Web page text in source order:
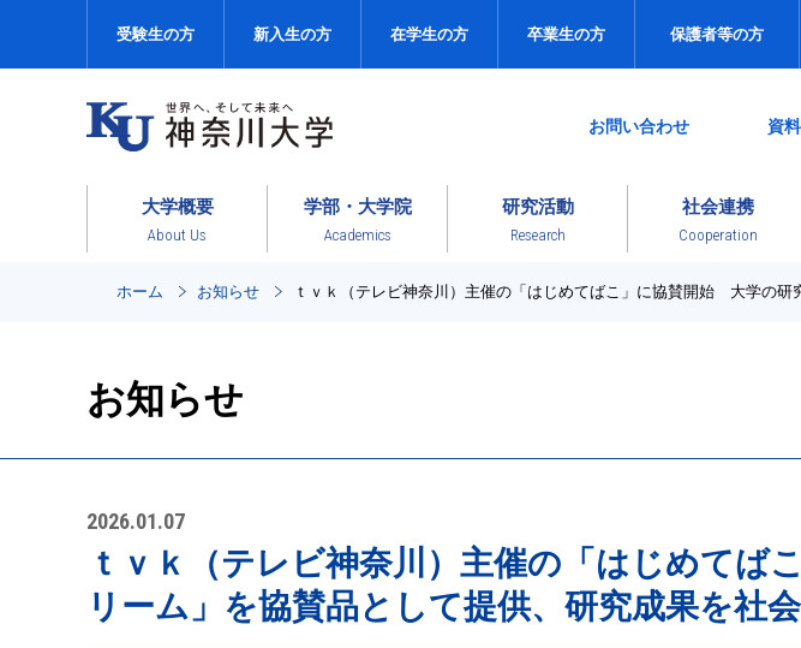
受験生の方 新入生の方 在学生の方 卒業生の方 保護者等の方
お問い合わせ 資
大学概要
About Us
学部・大学院
Academics
研究活動
Research
社会連携
Cooperation
ホーム お知らせ ｔｖｋ（テレビ神奈川）主催の「はじめてばこ」に協賛開始 大学の
お知らせ
2026.01.07
ｔｖｋ（テレビ神奈川）主催の「はじめて
リーム」を協賛品として提供、研究成果を社